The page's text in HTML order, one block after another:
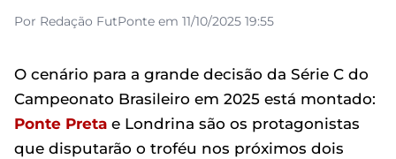
Por Redação FutPonte em 11/10/2025 19:55
O cenário para a grande decisão da Série C do
Campeonato Brasileiro em 2025 está montado:
Ponte Preta e Londrina são os protagonistas
que disputarão o troféu nos próximos dois